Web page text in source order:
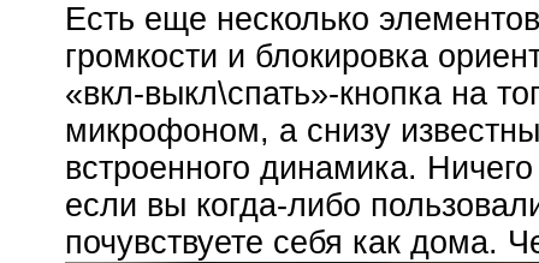
Есть еще несколько
громкости и блокировка
«вкл-выкл\спать»-кнопка на
микрофоном, а снизу
встроенного динамика.
если вы когда-либо
почувствуете себя как дома.